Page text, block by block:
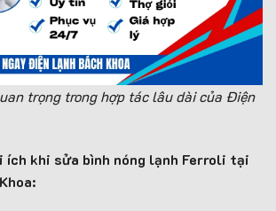
trọng trong hợp tác lâu dài của Điện
ích khi sửa bình nóng lạnh Ferroli tại